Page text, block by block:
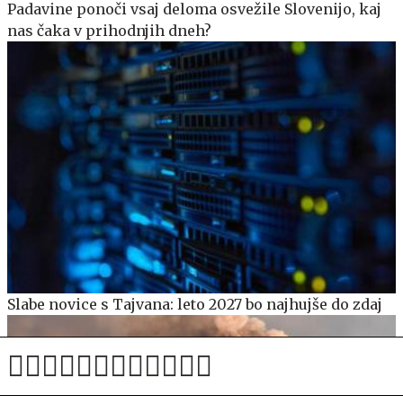
Padavine ponoči vsaj deloma osvežile Slovenijo, kaj
nas čaka v prihodnjih dneh?
Slabe novice s Tajvana: leto 2027 bo najhujše do zdaj